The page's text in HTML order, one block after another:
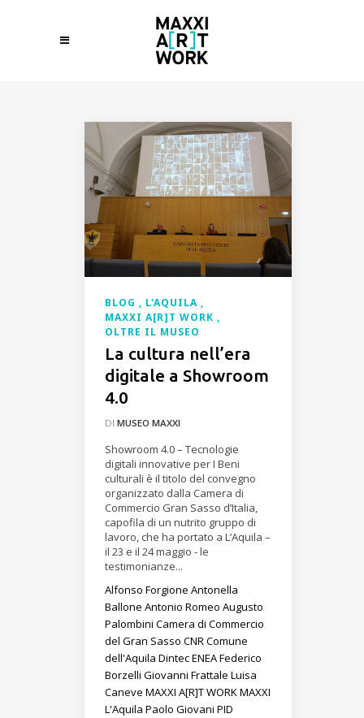
BLOG
L'AQUILA
MAXXI A[R]T WORK
OLTRE IL MUSEO
La cultura nell’era
digitale a Showroom
4.0
DI MUSEO MAXXI
Showroom 4.0 – Tecnologie
digitali innovative per I Beni
culturali è il titolo del convegno
organizzato dalla Camera di
Commercio Gran Sasso d’Italia,
capofila di un nutrito gruppo di
lavoro, che ha portato a L’Aquila –
il 23 e il 24 maggio - le
testimonianze...
Alfonso Forgione Antonella
Ballone Antonio Romeo Augusto
Palombini Camera di Commercio
del Gran Sasso CNRComune
dell'Aquila DintecENEAFederico
Borzelli Giovanni Frattale Luisa
Caneve MAXXI A[R]T WORKMAXXI
L'Aquila Paolo Giovani PID